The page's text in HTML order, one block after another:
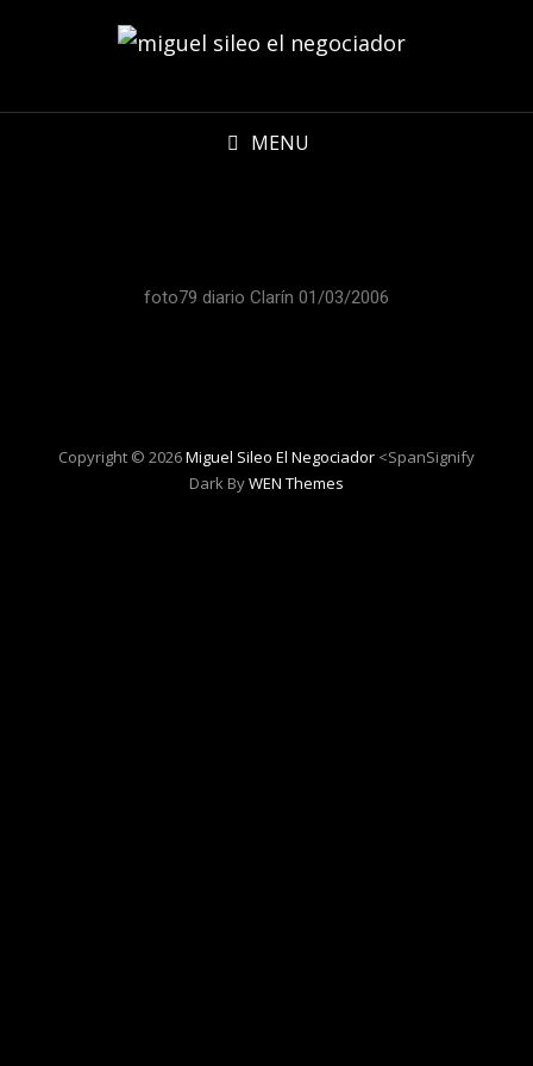
MENU
foto79 diario Clarín 01/03/2006
Copyright © 2026Miguel Sileo El Negociador <spanSignify
Dark ByWEN Themes